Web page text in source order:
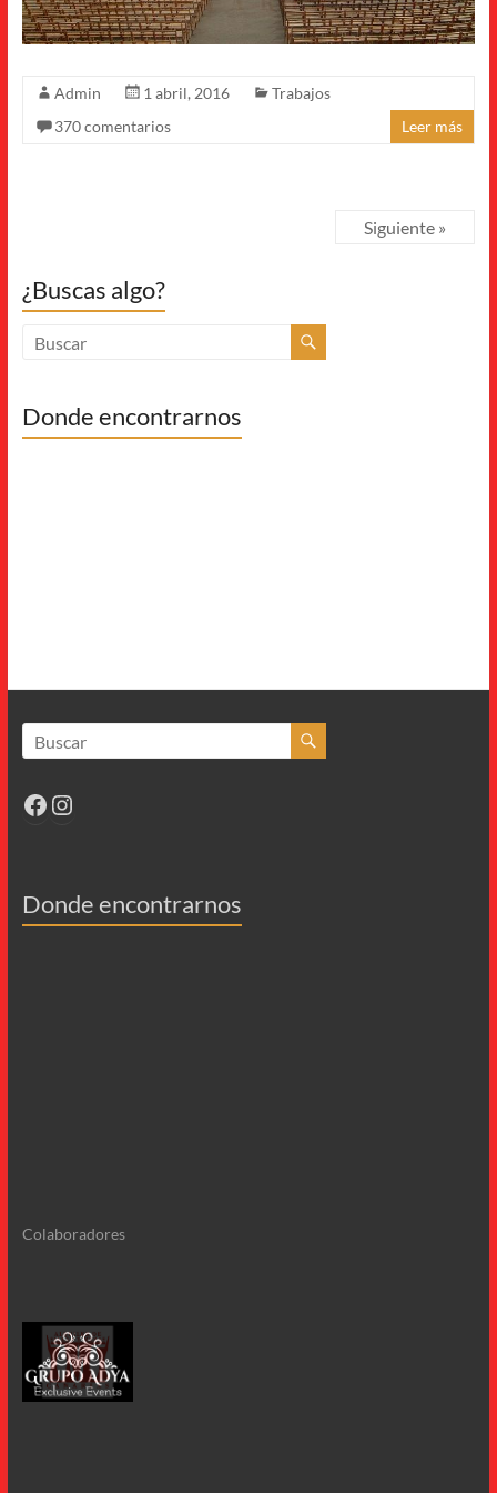
Admin 1 abril, 2016
Trabajos
370 comentarios
Leer más
Siguiente »
¿Buscas algo?
Donde encontrarnos
Facebook
Instagram
Donde encontrarnos
Colaboradores